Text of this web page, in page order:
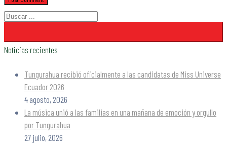
Noticias recientes
Tungurahua recibió oficialmente a las candidatas de Miss Universe
Ecuador 2026
4 agosto, 2026
La música unió a las familias en una mañana de emoción y orgullo
por Tungurahua
27 julio, 2026